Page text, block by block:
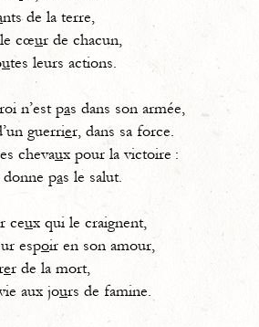
nts de la terre,
cœur de chacun,
utes leurs actions.
n’est pas dans son armée,
guerrier, dans sa force.
chevaux pour la victoire :
donne pas le salut.
ceux qui le craignent,
espoir en son amour,
er de la mort,
aux jours de famine.